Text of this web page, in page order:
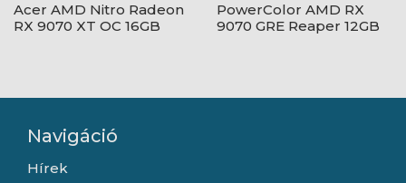
Acer AMD Nitro Radeon
RX 9070 XT OC 16GB
PowerColor AMD RX
9070 GRE Reaper 12GB
Navigáció
Hírek